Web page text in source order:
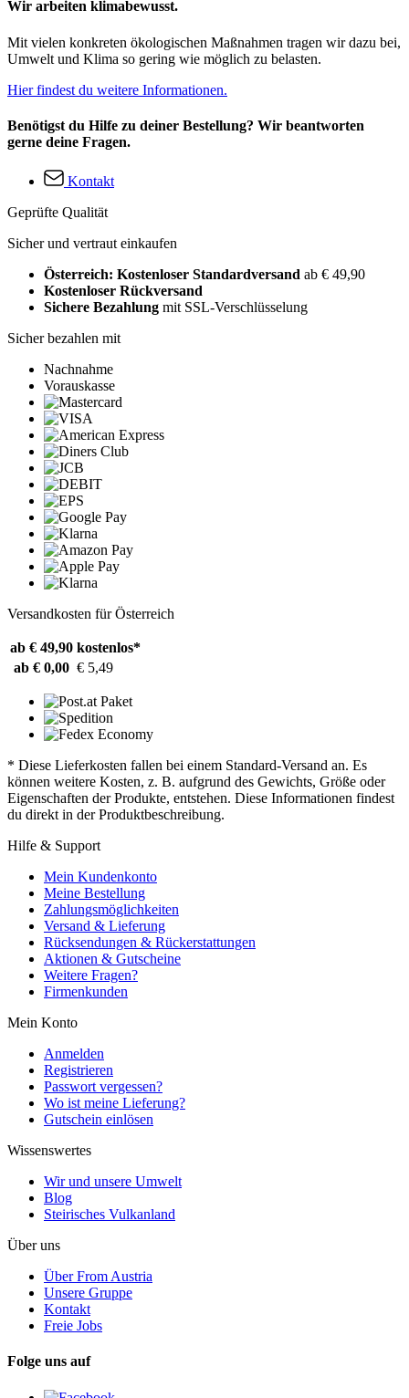
Wir arbeiten klimabewusst.
Mit vielen konkreten ökologischen Maßnahmen tragen wir dazu bei,
Umwelt und Klima so gering wie möglich zu belasten.
Hier findest du weitere Informationen.
Benötigst du Hilfe zu deiner Bestellung? Wir beantworten
gerne deine Fragen.
Kontakt
Geprüfte Qualität
Sicher und vertraut einkaufen
Österreich: Kostenloser Standardversand ab € 49,90
Kostenloser Rückversand
Sichere Bezahlung mit SSL-Verschlüsselung
Sicher bezahlen mit
Nachnahme
Vorauskasse
Versandkosten für Österreich
ab € 49,90 kostenlos*
ab € 0,00 € 5,49
* Diese Lieferkosten fallen bei einem Standard-Versand an. Es
können weitere Kosten, z. B. aufgrund des Gewichts, Größe oder
Eigenschaften der Produkte, entstehen. Diese Informationen findest
du direkt in der Produktbeschreibung.
Hilfe & Support
Mein Kundenkonto
Meine Bestellung
Zahlungsmöglichkeiten
Versand & Lieferung
Rücksendungen & Rückerstattungen
Aktionen & Gutscheine
Weitere Fragen?
Firmenkunden
Mein Konto
Anmelden
Registrieren
Passwort vergessen?
Wo ist meine Lieferung?
Gutschein einlösen
Wissenswertes
Wir und unsere Umwelt
Blog
Steirisches Vulkanland
Über uns
Über From Austria
Unsere Gruppe
Kontakt
Freie Jobs
Folge uns auf